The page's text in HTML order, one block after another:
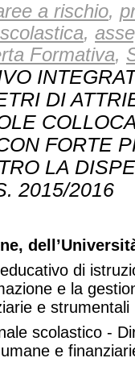
a rischio,
,
Formativa,
DI
FORTE
LA
2015/2016
di
e la
e strumentali
scolastico -
e